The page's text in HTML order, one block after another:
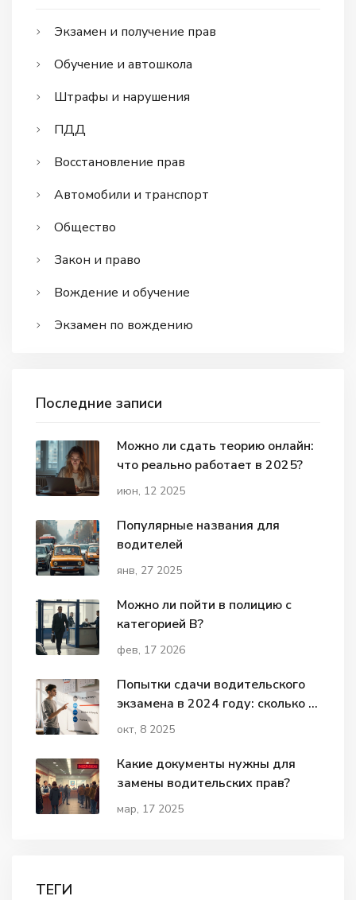
Экзамен и получение прав
Обучение и автошкола
Штрафы и нарушения
ПДД
Восстановление прав
Автомобили и транспорт
Общество
Закон и право
Вождение и обучение
Экзамен по вождению
Последние записи
Можно ли сдать теорию онлайн:
что реально работает в 2025?
июн, 12 2025
Популярные названия для
водителей
янв, 27 2025
Можно ли пойти в полицию с
категорией В?
фев, 17 2026
Попытки сдачи водительского
экзамена в 2024 году: сколько и
как не потерять права
окт, 8 2025
Какие документы нужны для
замены водительских прав?
мар, 17 2025
ТЕГИ